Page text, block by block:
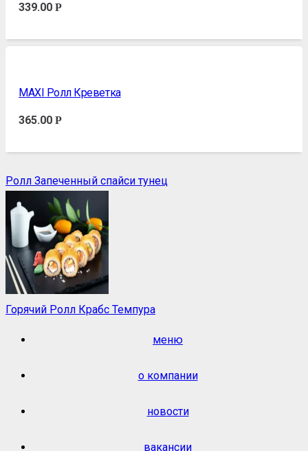
339.00Р
MAXI Ролл Креветка
365.00Р
Ролл Запеченный спайси тунец
Горячий Ролл Крабс Темпура
меню
о компании
новости
вакансии